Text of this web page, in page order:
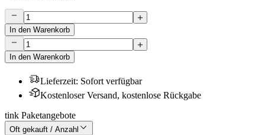
In den Warenkorb
In den Warenkorb
Lieferzeit: Sofort verfügbar
Kostenloser Versand, kostenlose Rückgabe
tink Paketangebote
Oft gekauft / Anzahl